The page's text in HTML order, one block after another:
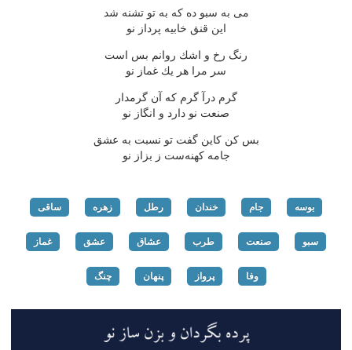
می به سبو ده كه به تو تشنه شد
این قنق خابیه پرداز نو
رنگ رخ و اشك روانم بس است
سر مرا هر یك غماز نو
گرم درآ گرم كه آن گرمدار
صنعت نو دارد و انگاز نو
بس كن كاین گفت تو نسبت به عشق
جامه كهنه‌ست ز بزاز نو
بوسه جام خندان رطل زهره ساقی
سبو صنعت طرب عشاق عشق غماز
وفا پرواز پنهان چنگ